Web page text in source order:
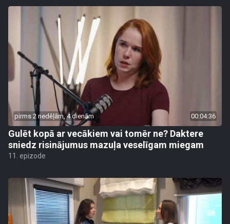
pirms 2 nedēļām, 4 dienām 00:04:36
Gulēt kopā ar vecākiem vai tomēr ne? Daktere
sniedz risinājumus mazuļa veselīgam miegam
11. epizode